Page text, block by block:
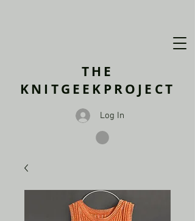
THE
KNITGEEKPROJECT
Log In